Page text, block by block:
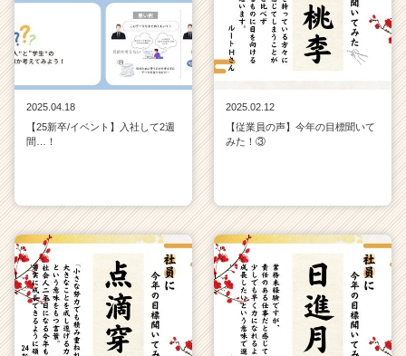
2025.04.18
【25新卒/イベント】入社して2週
間…！
2025.02.12
【従業員の声】今年の目標聞いて
みた！③